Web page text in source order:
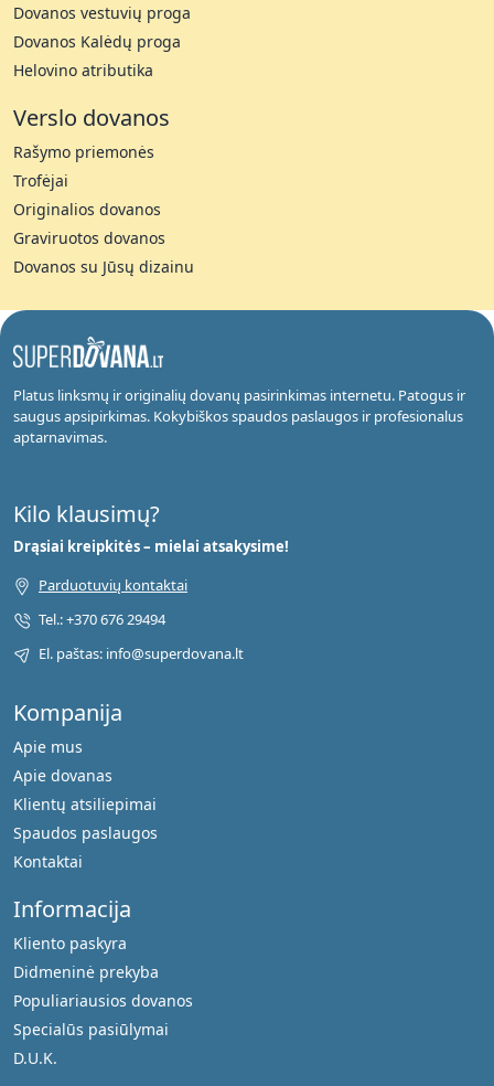
Dovanos vestuvių proga
Dovanos Kalėdų proga
Helovino atributika
Verslo dovanos
Rašymo priemonės
Trofėjai
Originalios dovanos
Graviruotos dovanos
Dovanos su Jūsų dizainu
Platus linksmų ir originalių dovanų pasirinkimas internetu. Patogus ir
saugus apsipirkimas. Kokybiškos spaudos paslaugos ir profesionalus
aptarnavimas.
Kompanija
Apie mus
Apie dovanas
Klientų atsiliepimai
Spaudos paslaugos
Kontaktai
Informacija
Kliento paskyra
Didmeninė prekyba
Populiariausios dovanos
Specialūs pasiūlymai
D.U.K.
Kilo klausimų?
Drąsiai kreipkitės – mielai atsakysime!
Parduotuvių kontaktai
Tel.: +370 676 29494
El. paštas: info@superdovana.lt